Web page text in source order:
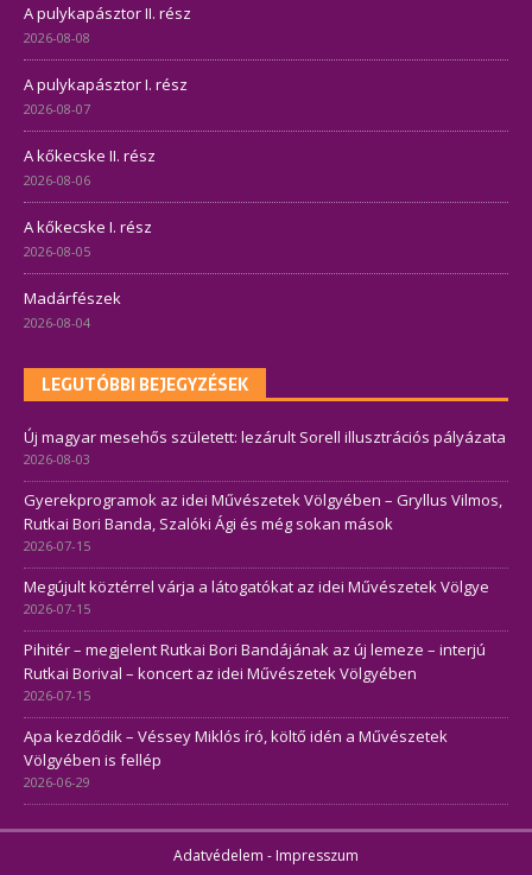
A pulykapásztor II. rész
2026-08-08
A pulykapásztor I. rész
2026-08-07
A kőkecske II. rész
2026-08-06
A kőkecske I. rész
2026-08-05
Madárfészek
2026-08-04
LEGUTÓBBI BEJEGYZÉSEK
Új magyar mesehős született: lezárult Sorell illusztrációs pályázata
2026-08-03
Gyerekprogramok az idei Művészetek Völgyében – Gryllus Vilmos,
Rutkai Bori Banda, Szalóki Ági és még sokan mások
2026-07-15
Megújult köztérrel várja a látogatókat az idei Művészetek Völgye
2026-07-15
Pihitér – megjelent Rutkai Bori Bandájának az új lemeze – interjú
Rutkai Borival – koncert az idei Művészetek Völgyében
2026-07-15
Apa kezdődik – Véssey Miklós író, költő idén a Művészetek
Völgyében is fellép
2026-06-29
Adatvédelem - Impresszum